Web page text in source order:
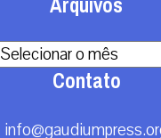
Arquivos
Contato